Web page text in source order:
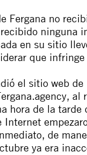
Fergana no
ninguna
en su sitio
que
el sitio web
al
hora de la tarde
Internet
de
ya era